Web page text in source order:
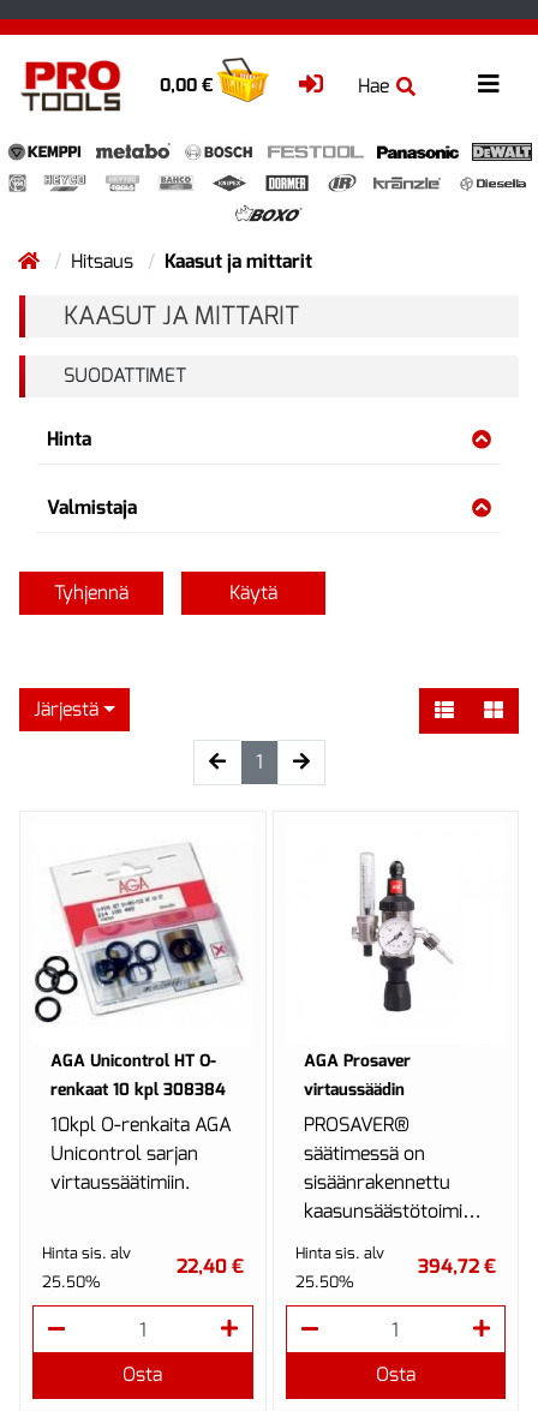
Hae
0,00 €
Hitsaus Kaasut ja mittarit
KAASUT JA MITTARIT
SUODATTIMET
Hinta
Valmistaja
Tyhjennä Käytä
Järjestä
1 (current)
AGA Unicontrol HT O-
renkaat 10 kpl 308384
10kpl O-renkaita AGA
Unicontrol sarjan
virtaussäätimiin.
Hinta sis. alv
25.50%
22,40 €
Osta
AGA Prosaver
virtaussäädin
PROSAVER®
säätimessä on
sisäänrakennettu
kaasunsäästötoiminto
suojakaasulle ja
virtausmittari.
Hinta sis. alv
25.50%
394,72 €
Osta